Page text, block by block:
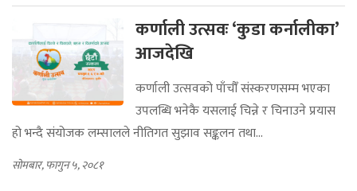
कर्णाली उत्सवः ‘कुडा कर्नालीका’
आजदेखि
कर्णाली उत्सवको पाँचौँ संस्करणसम्म भएका
उपलब्धि भनेकै यसलाई चिन्ने र चिनाउने प्रयास
हो भन्दै संयोजक लम्सालले नीतिगत सुझाव सङ्कलन तथा...
सोमबार, फागुन ५, २०८१